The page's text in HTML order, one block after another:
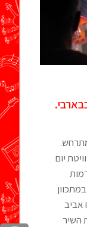
יום
אביב
השיר